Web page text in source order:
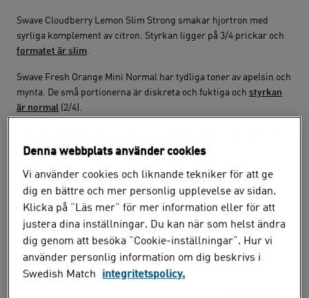
Swave Cloudberry Lemon Slim Strong smakar hjortron med
syrliga komplement av citron. Styrkan ligger på 3/4 prickar och
formatet är slim.
Swave Fresh Orange Mini Normal har tydliga toner av apelsin och
mynta. De små portionerna är diskreta och fuktiga och styrkan
är normal (2/4).
styrka 3/4. Nikotinpåsarna har en smak av rabarber och hallon.
Swave Mixed Fruits Mini Normal har fler komponenter i
smakbilden. Till exempel hallon, jordgubbe, melon och citron.
Styrka 2/4.
Läs nästa inlägg
Denna webbplats använder cookies
Vi använder cookies och liknande tekniker för att ge
dig en bättre och mer personlig upplevelse av sidan.
Klicka på ”Läs mer” för mer information eller för att
justera dina inställningar. Du kan när som helst ändra
dig genom att besöka ”Cookie-inställningar”. Hur vi
använder personlig information om dig beskrivs i
Swedish Match
integritetspolicy.